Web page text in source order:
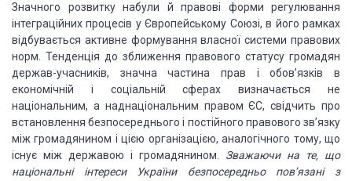
Значного розвитку набули й правові форми регулювання
інтеграційних процесів у Європейському Союзі, в його рамках
відбувається активне формування власної системи правових
норм. Тенденція до зближення правового статусу громадян
держав-учасників, значна частина прав і обов’язків в
економічній і соціальній сферах визначається не
національним, а наднаціональним правом ЄС, свідчить про
встановлення безпосереднього і постійного правового зв’язку
між громадянином і цією організацією, аналогічного тому, що
існує між державою і громадянином. Зважаючи на те, що
національні інтереси Українибезпосередньо пов’язані з